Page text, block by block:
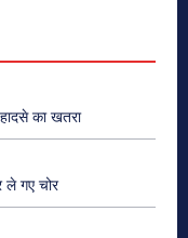
का खतरा
ले गए चोर